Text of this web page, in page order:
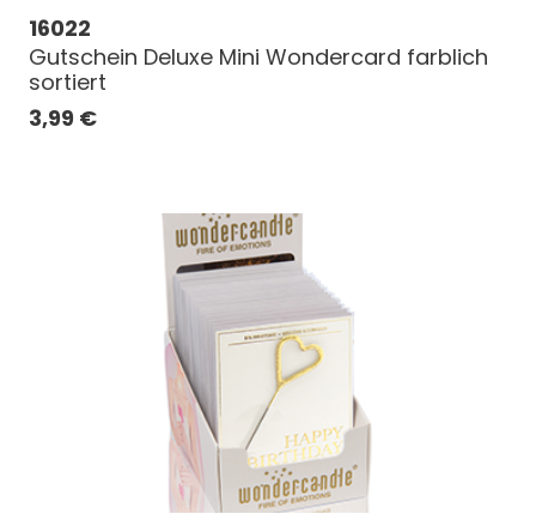
16022
Gutschein Deluxe Mini Wondercard farblich
sortiert
3,99 €